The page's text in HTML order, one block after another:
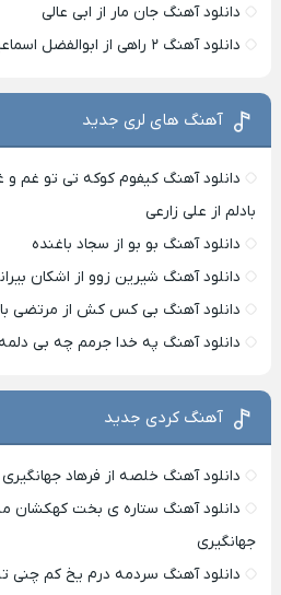
دانلود آهنگ جان مار از ابی عالی
دانلود آهنگ ۲ راهی از ابوالفضل اسماعیل نژاد
آهنگ های لری جدید
دانلود آهنگ کیفوم کوکه تی تو غم
بادلم از علی زارعی
دانلود آهنگ بو بو از سجاد باغنده
دانلود آهنگ شیرین زوو از اشکان
دانلود آهنگ بی کس کش از مرتضی
دانلود آهنگ په خدا جرمم چه بی
آهنگ کردی جدید
دانلود آهنگ خلصه از فرهاد جهانگیری
دانلود آهنگ ستاره ی بخت کهکشان
جهانگیری
دانلود آهنگ سردمه درم یخ کم چنی